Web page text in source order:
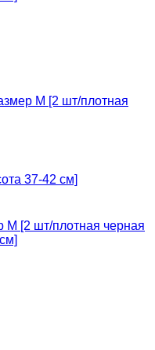
M [2 шт/плотная черная